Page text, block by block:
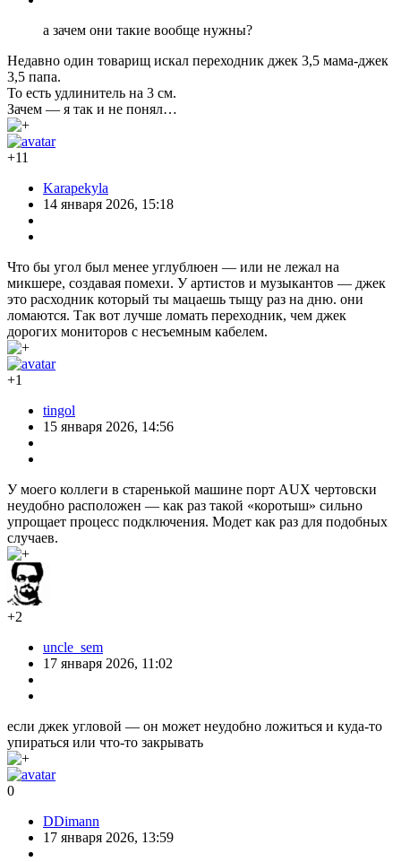
а зачем они такие вообще нужны?
Недавно один товарищ искал переходник джек 3,5 мама-джек
3,5 папа.
То есть удлинитель на 3 см.
Зачем — я так и не понял…
+11
Karapekyla
14 января 2026, 15:18
Что бы угол был менее углублюен — или не лежал на
микшере, создавая помехи. У артистов и музыкантов — джек
это расходник который ты мацаешь тыщу раз на дню. они
ломаются. Так вот лучше ломать переходник, чем джек
дорогих мониторов с несъемным кабелем.
+1
tingol
15 января 2026, 14:56
У моего коллеги в старенькой машине порт AUX чертовски
неудобно расположен — как раз такой «коротыш» сильно
упрощает процесс подключения. Модет как раз для подобных
случаев.
+2
uncle_sem
17 января 2026, 11:02
если джек угловой — он может неудобно ложиться и куда-то
упираться или что-то закрывать
0
DDimann
17 января 2026, 13:59